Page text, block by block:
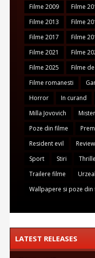
Filme 2009
Filme
Filme 2013
Filme
Filme 2017
Filme
Filme 2021
Filme
Filme 2025
Filme
Filme romanesti
Horror
In curand
Milla Jovovich
Mister
Poze din filme
Resident evil
Review
Sport
Stiri
Trailere filme
Wallpapere si poze din
LATEST RELEASES